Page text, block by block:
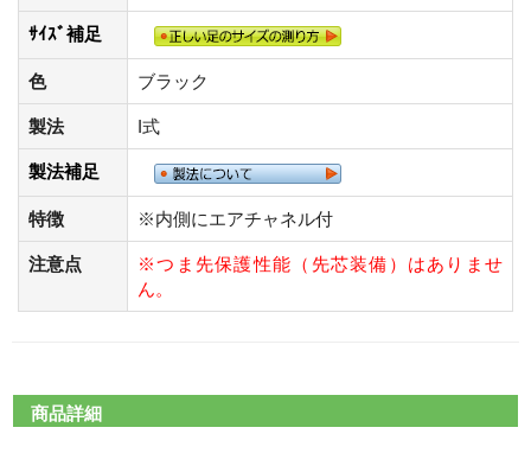
ｻｲｽﾞ補足
色 ブラック
製法 I式
製法補足
特徴 ※内側にエアチャネル付
注意点
※つま先保護性能（先芯装備）はありませ
ん。
商品詳細